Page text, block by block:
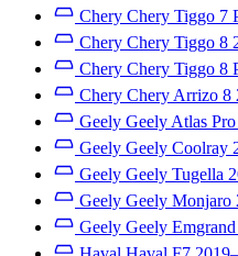
Chery Chery Tiggo 7
Chery Chery Tiggo 8
Chery Chery Tiggo 8
Chery Chery Arrizo 8
Geely Geely Atlas Pro
Geely Geely Coolray
Geely Geely Tugella
Geely Geely Monjaro
Geely Geely Emgrand